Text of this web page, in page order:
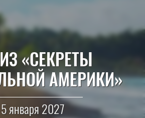
«СЕКРЕТЫ
АМЕРИКИ»
5 января 2027